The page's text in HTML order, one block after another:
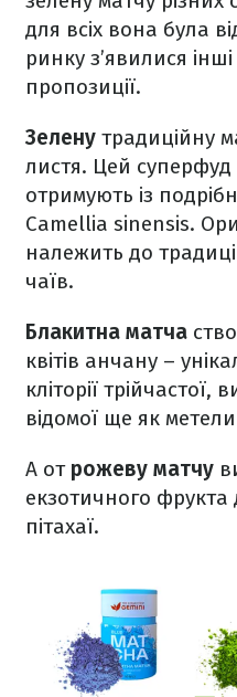
для всіх вона була
ринку з’явилися
пропозиції.
Зелену традиційну
листя. Цей суперфуд
отримують із
Camellia sinensis.
належить до
чаїв.
Блакитна матча
квітів анчану –
кліторії трійчастої,
відомої ще як
А от рожеву матчу
екзотичного
пітахаї.